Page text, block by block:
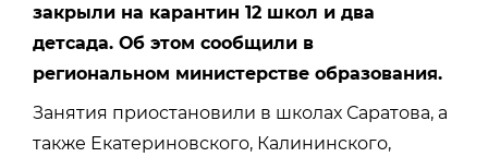
закрыли на карантин 12 школ и два
детсада. Об этом сообщили в
региональном министерстве образования.
Занятия приостановили в школах Саратова, а
также Екатериновского, Калининского,